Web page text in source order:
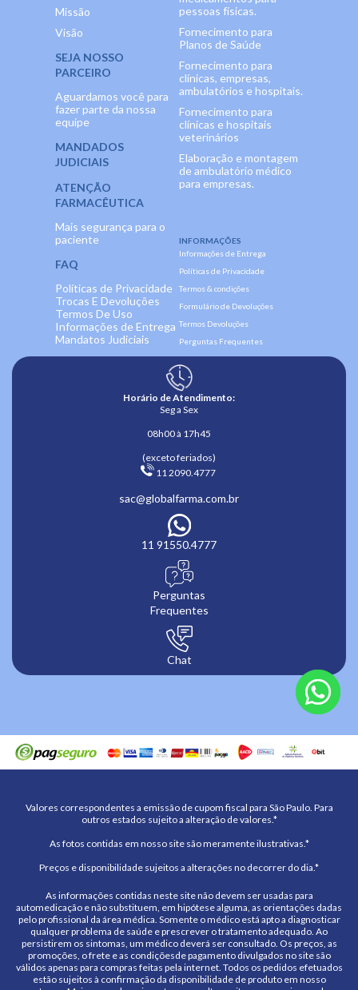
Missão
Visão
SEJA NOSSO
PARCEIRO
Aguardamos você para
fazer parte da nossa
equipe
MANDADOS
JUDICIAIS
ATENÇÃO
FARMACÊUTICA
Mais segurança para o
paciente
FAQ
Políticas de Privacidade
Trocas E Devoluções
Termos De Uso
Informações de Entrega
Mandatos Judiciais
pessoas físicas.
Fornecimento para
Planos de Saúde
Fornecimento para
clínicas, empresas,
ambulatórios e hospitais.
Fornecimento para
clínicas e hospitais
veterinários
Elaboração e montagem
de ambulatório médico
para empresas.
INFORMAÇÕES
Informações de Entrega
Políticas de Privacidade
Termos & condições
Formulário de Devoluções
Termos Devoluções
Perguntas Frequentes
Horário de Atendimento:
Seg a Sex
08h00 à 17h45
(exceto feriados)
11 2090.4777
sac@globalfarma.com.br
11 91550.4777
Perguntas
Frequentes
Chat
Valores correspondentes a emissão de cupom fiscal para São Paulo. Para
outros estados sujeito a alteração de valores.*
As fotos contidas em nosso site são meramente ilustrativas.*
Preços e disponibilidade sujeitos a alterações no decorrer do dia.*
As informações contidas neste site não devem ser usadas para
automedicação e não substituem, em hipótese alguma, as orientações dadas
pelo profissional da área médica. Somente o médico está apto a diagnosticar
qualquer problema de saúde e prescrever o tratamento adequado. Ao
persistirem os sintomas, um médico deverá ser consultado. Os preços, as
promoções, o frete e as condiçõesde pagamento divulgados no site são
válidos apenas para compras feitas pela internet. Todos os pedidos efetuados
estão sujeitos à confirmação da disponibilidade de produto em nosso